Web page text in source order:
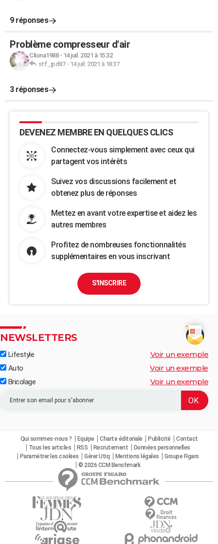
9 réponses
Problème compresseur d'air
Cliona1988- 14 juil. 2021 à 15:32
stf_jpd87- 14 juil. 2021 à 18:37
3 réponses
DEVENEZ MEMBRE EN QUELQUES CLICS
Connectez-vous simplement avec ceux qui
partagent vos intérêts
Suivez vos discussions facilement et
obtenez plus de réponses
Mettez en avant votre expertise et aidez les
autres membres
Profitez de nombreuses fonctionnalités
supplémentaires en vous inscrivant
S'INSCRIRE
NEWSLETTERS
Lifestyle Voir un exemple
Auto Voir un exemple
Bricolage Voir un exemple
Qui sommes-nous ? Equipe Charte éditoriale Publicité
Contact
Tous les articles
RSS Recrutement
Données personnelles
Paramétrer les cookies
Gérer Utiq Mentions légales
Groupe Figaro
© 2026 CCM Benchmark